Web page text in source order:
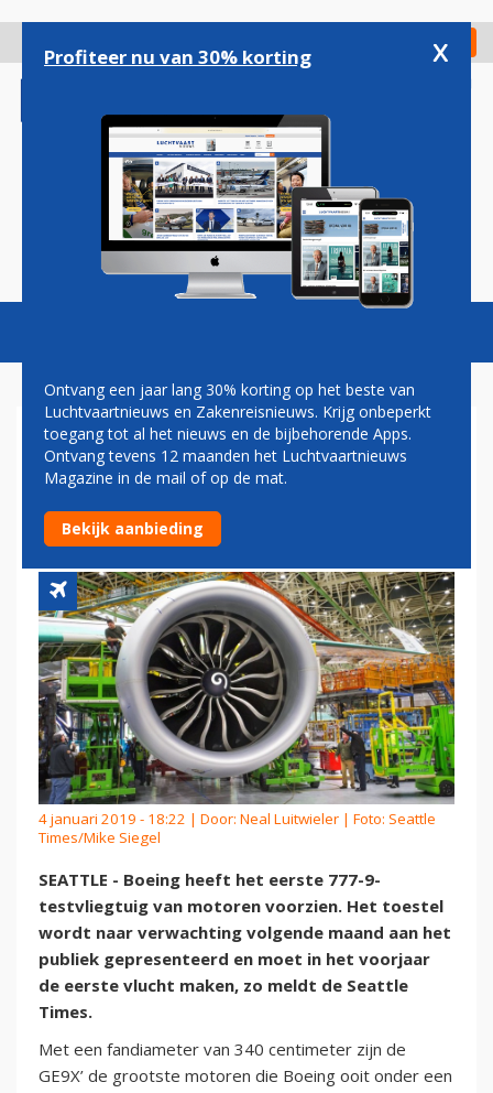
gaan
Check in
Magazine Podcasts Vacatures
BOEING HANGT GROOTSTE
MOTOREN OOIT ONDER
NIEUWE 777X
4 januari 2019 - 18:22 | Door: Neal Luitwieler | Foto: Seattle
Times/Mike Siegel
SEATTLE - Boeing heeft het eerste 777-9-
testvliegtuig van motoren voorzien. Het toestel
wordt naar verwachting volgende maand aan het
publiek gepresenteerd en moet in het voorjaar
de eerste vlucht maken, zo meldt de Seattle
Times.
Met een fandiameter van 340 centimeter zijn de
GE9X’ de grootste motoren die Boeing ooit onder een
Profiteer nu van 30% korting x
Ontvang een jaar lang 30% korting op het beste van
Luchtvaartnieuws en Zakenreisnieuws. Krijg onbeperkt
toegang tot al het nieuws en de bijbehorende Apps.
Ontvang tevens 12 maanden het Luchtvaartnieuws
Magazine in de mail of op de mat.
Bekijk aanbieding